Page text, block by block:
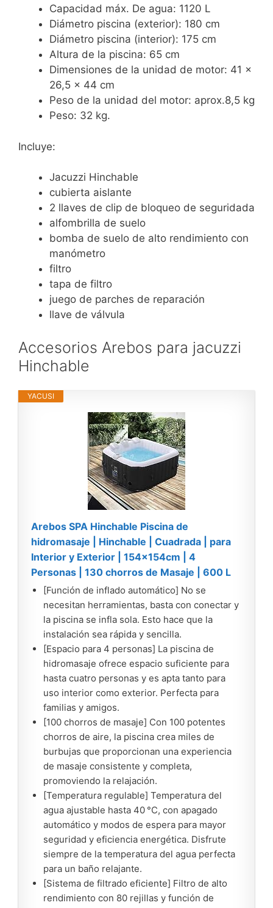
Capacidad máx. De agua: 1120 L
Diámetro piscina (exterior): 180 cm
Diámetro piscina (interior): 175 cm
Altura de la piscina: 65 cm
Dimensiones de la unidad de motor: 41 x
26,5 x 44 cm
Peso de la unidad del motor: aprox.8,5 kg
Peso: 32 kg.
Incluye:
Jacuzzi Hinchable
cubierta aislante
2 llaves de clip de bloqueo de seguridada
alfombrilla de suelo
bomba de suelo de alto rendimiento con
manómetro
filtro
tapa de filtro
juego de parches de reparación
llave de válvula
Accesorios Arebos para jacuzzi
Hinchable
YACUSI
Arebos SPA Hinchable Piscina de
hidromasaje | Hinchable | Cuadrada | para
Interior y Exterior | 154x154cm | 4
Personas | 130 chorros de Masaje | 600 L
[Función de inflado automático] No se
necesitan herramientas, basta con conectar y
la piscina se infla sola. Esto hace que la
instalación sea rápida y sencilla.
[Espacio para 4 personas] La piscina de
hidromasaje ofrece espacio suficiente para
hasta cuatro personas y es apta tanto para
uso interior como exterior. Perfecta para
familias y amigos.
[100 chorros de masaje] Con 100 potentes
chorros de aire, la piscina crea miles de
burbujas que proporcionan una experiencia
de masaje consistente y completa,
promoviendo la relajación.
[Temperatura regulable] Temperatura del
agua ajustable hasta 40 °C, con apagado
automático y modos de espera para mayor
seguridad y eficiencia energética. Disfrute
siempre de la temperatura del agua perfecta
para un baño relajante.
[Sistema de filtrado eficiente] Filtro de alto
rendimiento con 80 rejillas y función de